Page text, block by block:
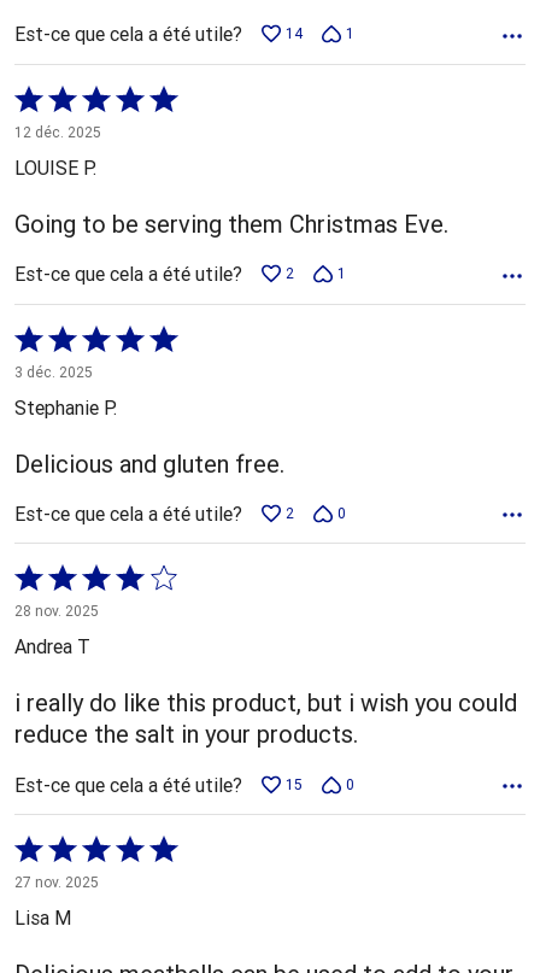
Est-ce que cela a été utile? 14 1
Coté
5 sur
5
12 déc. 2025
LOUISE P.
Going to be serving them Christmas Eve.
Est-ce que cela a été utile? 2 1
Coté
5 sur
5
3 déc. 2025
Stephanie P.
Delicious and gluten free.
Est-ce que cela a été utile? 2 0
Coté
4 sur
5
28 nov. 2025
Andrea T
i really do like this product, but i wish you could
reduce the salt in your products.
Est-ce que cela a été utile? 15 0
Coté
5 sur
5
27 nov. 2025
Lisa M